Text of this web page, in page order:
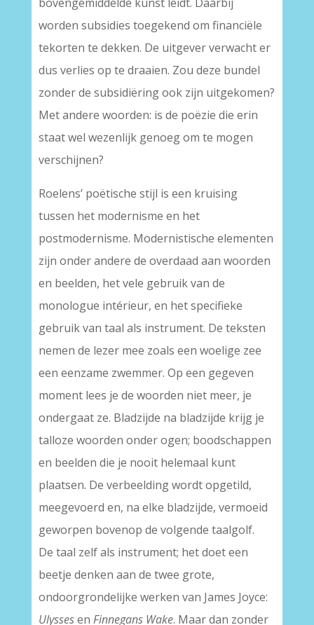
worden subsidies toegekend om financiële
tekorten te dekken. De uitgever verwacht er
dus verlies op te draaien. Zou deze bundel
zonder de subsidiëring ook zijn uitgekomen?
Met andere woorden: is de poëzie die erin
staat wel wezenlijk genoeg om te mogen
verschijnen?
Roelens’ poëtische stijl is een kruising
tussen het modernisme en het
postmodernisme. Modernistische elementen
zijn onder andere de overdaad aan woorden
en beelden, het vele gebruik van de
monologue intérieur, en het specifieke
gebruik van taal als instrument. De teksten
nemen de lezer mee zoals een woelige zee
een eenzame zwemmer. Op een gegeven
moment lees je de woorden niet meer, je
ondergaat ze. Bladzijde na bladzijde krijg je
talloze woorden onder ogen; boodschappen
en beelden die je nooit helemaal kunt
plaatsen. De verbeelding wordt opgetild,
meegevoerd en, na elke bladzijde, vermoeid
geworpen bovenop de volgende taalgolf.
De taal zelf als instrument; het doet een
beetje denken aan de twee grote,
ondoorgrondelijke werken van James Joyce:
Ulyssesen Finnegans Wake. Maar dan zonder